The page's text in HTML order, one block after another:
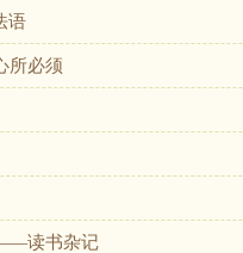
语
所必须
读书杂记